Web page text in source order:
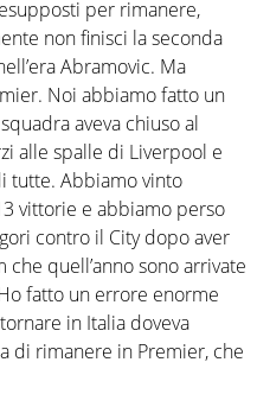
per rimanere,
non finisci la seconda
Abramovic. Ma
Noi abbiamo fatto un
aveva chiuso al
alle spalle di Liverpool e
tutte. Abbiamo vinto
vittorie e abbiamo perso
contro il City dopo aver
quell’anno sono arrivate
fatto un errore enorme
in Italia doveva
di rimanere in Premier, che